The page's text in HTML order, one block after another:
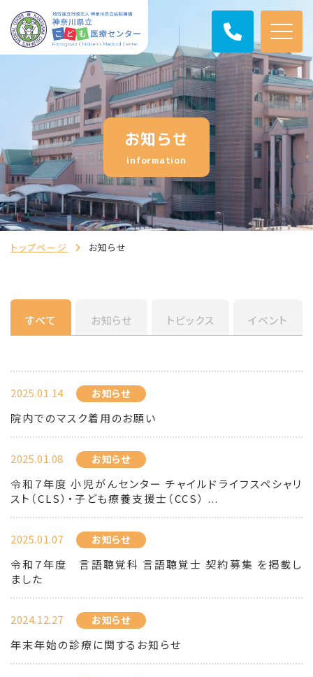
お知らせ
information
トップページ お知らせ
すべて お知らせ トピックス イベント
2025.01.14 お知らせ
院内でのマスク着用のお願い
2025.01.08 お知らせ
令和７年度 小児がんセンター チャイルドライフスペシャリ
スト（CLS）・子ども療養支援士（CCS） ...
2025.01.07 お知らせ
令和７年度 言語聴覚科 言語聴覚士 契約募集 を掲載し
ました
2024.12.27 お知らせ
年末年始の診療に関するお知らせ